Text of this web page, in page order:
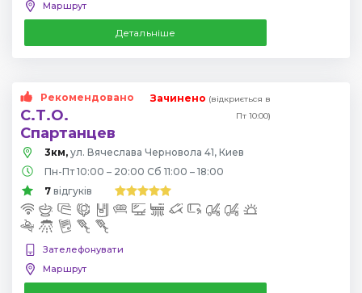
Маршрут
Детальніше
Рекомендовано
С.Т.О.
Спартанцев
Зачинено (відкриється в
Пт 10:00)
3км, ул. Вячеслава Черновола 41, Киев
Пн-Пт 10:00 – 20:00 Сб 11:00 – 18:00
7 відгуків
Зателефонувати
Маршрут